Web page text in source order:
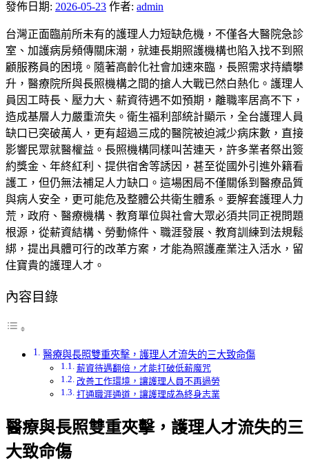
發佈日期: 2026-05-23 作者: admin
台灣正面臨前所未有的護理人力短缺危機，不僅各大醫院急診
室、加護病房頻傳關床潮，就連長期照護機構也陷入找不到照
顧服務員的困境。隨著高齡化社會加速來臨，長照需求持續攀
升，醫療院所與長照機構之間的搶人大戰已然白熱化。護理人
員因工時長、壓力大、薪資待遇不如預期，離職率居高不下，
造成基層人力嚴重流失。衛生福利部統計顯示，全台護理人員
缺口已突破萬人，更有超過三成的醫院被迫減少病床數，直接
影響民眾就醫權益。長照機構同樣叫苦連天，許多業者祭出簽
約獎金、年終紅利、提供宿舍等誘因，甚至從國外引進外籍看
護工，但仍無法補足人力缺口。這場困局不僅關係到醫療品質
與病人安全，更可能危及整體公共衛生體系。要解套護理人力
荒，政府、醫療機構、教育單位與社會大眾必須共同正視問題
根源，從薪資結構、勞動條件、職涯發展、教育訓練到法規鬆
綁，提出具體可行的改革方案，才能為照護產業注入活水，留
住寶貴的護理人才。
內容目錄
醫療與長照雙重夾擊，護理人才流失的三大致命傷
薪資待遇翻倍，才能打破低薪魔咒
改善工作環境，讓護理人員不再過勞
打通職涯通道，讓護理成為終身志業
醫療與長照雙重夾擊，護理人才流失的三
大致命傷